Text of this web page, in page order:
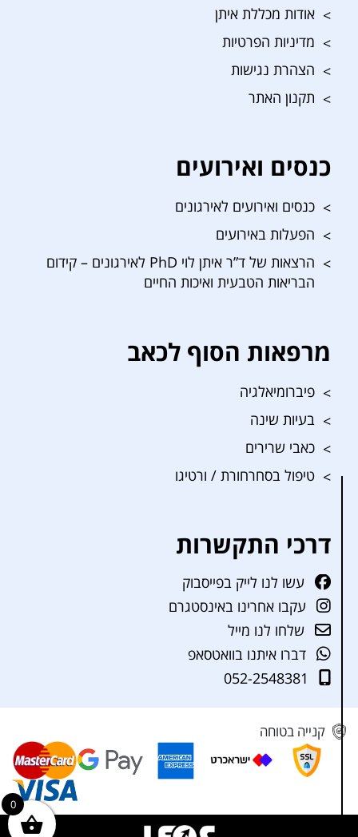
אודות מכללת איתן
מדיניות הפרטיות
הצהרת נגישות
תקנון האתר
כנסים ואירועים
כנסים ואירועים לאירגונים
הפעלות באירועים
הרצאות של ד”ר איתן לוי PhD לאירגונים – קידום
הבריאות הטבעית ואיכות החיים
מרפאות הסוף לכאב
פיברומיאלגיה
בעיות שינה
כאבי שרירים
טיפול בסחרחורת / ורטיגו
דרכי התקשרות
עשו לנו לייק בפייסבוק
עקבו אחרינו באינסטגרם
שלחו לנו מייל
דברו איתנו בוואטסאפ
052-2548381
קנייה בטוחה
0